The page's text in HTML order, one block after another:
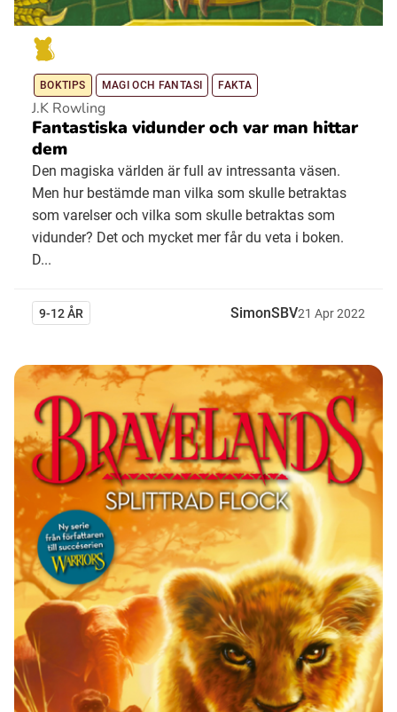
BOKTIPS MAGI OCH FANTASI FAKTA
J.K Rowling
Fantastiska vidunder och var man hittar
dem
Den magiska världen är full av intressanta väsen.
Men hur bestämde man vilka som skulle betraktas
som varelser och vilka som skulle betraktas som
vidunder? Det och mycket mer får du veta i boken.
D...
9-12 ÅR SimonSBV21 Apr2022